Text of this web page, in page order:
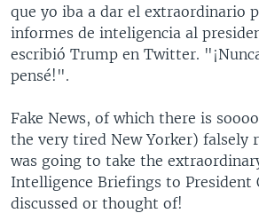
que yo iba a dar el extraordinario
informes de inteligencia al
escribió Trump en Twitter.
pensé!".
Fake News, of which there is
the very tired New Yorker) falsely
was going to take the
Intelligence Briefings to President
discussed or thought of!